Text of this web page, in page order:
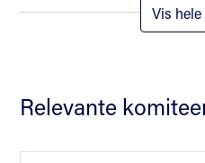
Vis
Declaration/EPD).
Miljødeklarasjoner –
Relevante